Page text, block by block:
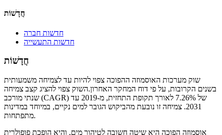
חֲדָשׁוֹת
חדשות חברה
חדשות התעשייה
חֲדָשׁוֹת
שוק מערכות האוסמוזה ההפוכה צפוי להיות עד לצמיחה משמעותית
בשנים הקרובות, על פי דוח המחקר האחרון.השוק צפוי להציג קצב צמיחה
שנתי מורכב (CAGR) של 7.26% לאורך תקופת התחזית, מ-2019 עד
2031. צמיחה זו נובעת מהביקוש הגובר למים נקיים, במיוחד במדינות
מתפתחות.
אוסמוזה הפוכה היא שיטה חשובה לטיהור מים, והיא הופכת פופולרית